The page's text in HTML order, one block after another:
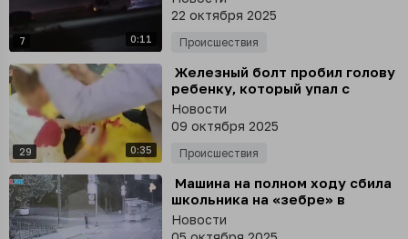
7 0:11
Лос-Анджелесе
22 октября 2025
Происшествия
29 0:35
⁣ Железный болт пробил голову
ребенку, который упал с
тарзанки в развлекательном
центре в Омске
Новости
09 октября 2025
Происшествия
⁣ Машина на полном ходу сбила
школьника на «зебре» в
Петербурге
Новости